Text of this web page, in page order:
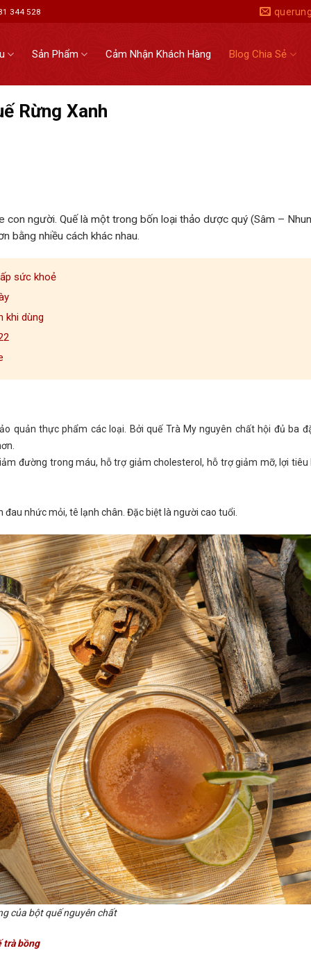
344 528
Sản Phẩm Cảm Nhận Khách Hàng Blog Chia Sẻ
Rừng Xanh
người. Quế là một trong bốn loại thảo dược quý (Sâm –
bằng nhiều cách khác nhau.
sức khoẻ
khi dùng
quản thực phẩm các loại. Bởi quế Trà My nguyên chất hội đủ ba
đường trong máu, hỗ trợ giảm cholesterol, hỗ trợ giảm mỡ, lợi tiêu
nhức mỏi, tê lạnh chân. Đặc biệt là người cao tuổi.
của bột quế nguyên chất
trà bồng